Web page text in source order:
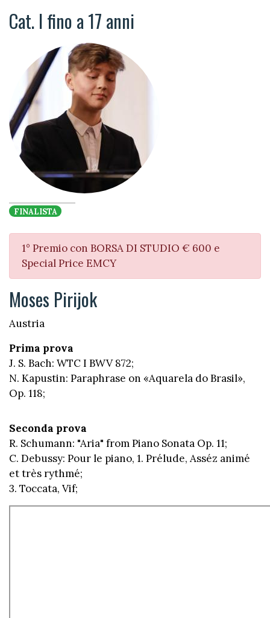
Cat. I fino a 17 anni
FINALISTA
1° Premio con BORSA DI STUDIO € 600 e
Special Price EMCY
Moses Pirijok
Austria
Prima prova
J. S. Bach: WTC I BWV 872;
N. Kapustin: Paraphrase on «Aquarela do Brasil»,
Op. 118;
Seconda prova
R. Schumann: "Aria" from Piano Sonata Op. 11;
C. Debussy: Pour le piano, 1. Prélude, Asséz animé
et très rythmé;
3. Toccata, Vif;